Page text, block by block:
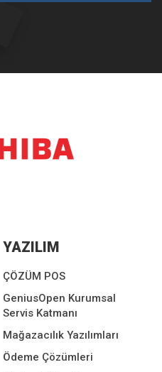
YAZILIM
ÇÖZÜM POS
GeniusOpen Kurumsal
Servis Katmanı
Mağazacılık Yazılımları
Ödeme Çözümleri